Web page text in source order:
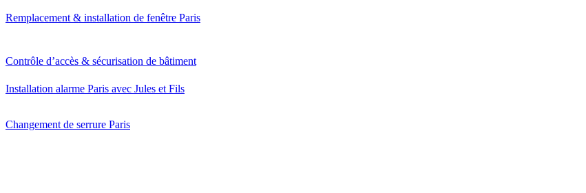
Remplacement & installation de fenêtre Paris
Contrôle d’accès & sécurisation de bâtiment
Installation alarme Paris avec Jules et Fils
Changement de serrure Paris